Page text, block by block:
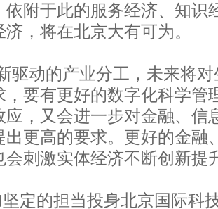
依附于此的服务经济、知识
，将在北京大有可为。
驱动的产业分工，未来将
，要有更好的数字化科学管
应，又会进一步对金融、信
出更高的要求。更好的金融
会刺激实体经济不断创新提
坚定的担当投身北京国际科